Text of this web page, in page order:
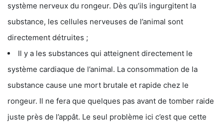
système nerveux du rongeur. Dès qu’ils ingurgitent la
substance, les cellules nerveuses de l’animal sont
directement détruites ;
Il y a les substances qui atteignent directement le
système cardiaque de l’animal. La consommation de la
substance cause une mort brutale et rapide chez le
rongeur. Il ne fera que quelques pas avant de tomber raide
juste près de l’appât. Le seul problème ici c’est que cette